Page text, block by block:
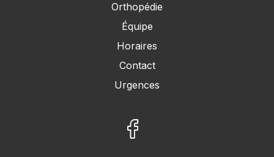
Orthopédie
Équipe
Horaires
Contact
Urgences